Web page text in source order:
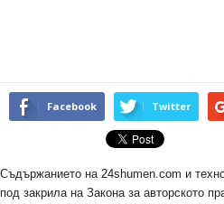
Facebook Twitter
Съдържанието на 24shumen.com и
под закрила на Закона за авторското